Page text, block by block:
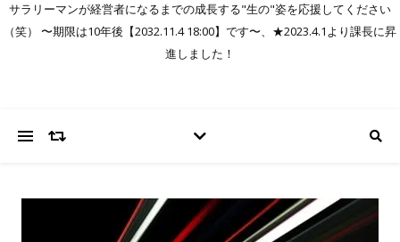
サラリーマンが経営者になるまでの成長する"生の"姿を応援してください
（笑） 〜期限は10年後【2032.11.4 18:00】です〜、★2023.4.1より課長に昇
進しました！